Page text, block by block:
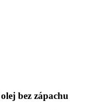
bez zápachu